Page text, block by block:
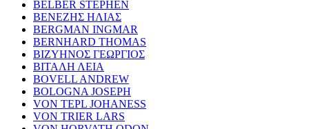
BELBER STEPHEN
ΒΕΝΕΖΗΣ ΗΛΙΑΣ
BERGMAN INGMAR
BERNHARD THOMAS
ΒΙΖΥΗΝΟΣ ΓΕΩΡΓΙΟΣ
ΒΙΤΑΛΗ ΛΕΙΑ
BOVELL ANDREW
BOLOGNA JOSEPH
VON TEPL JOHANESS
VON TRIER LARS